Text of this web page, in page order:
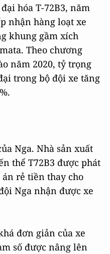
hóa T-72B3, năm
nhận hàng loạt xe
khung gầm xích
Theo chương
năm 2020, tỷ trọng
trong bộ đội xe tăng
Nga. Nhà sản xuất
thể T72B3 được phát
rẻ tiền thay cho
Nga nhận được xe
đơn giản của xe
số được nâng lên